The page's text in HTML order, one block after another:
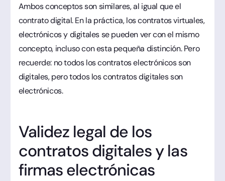
Ambos conceptos son similares, al igual que el
contrato digital. En la práctica, los contratos virtuales,
electrónicos y digitales se pueden ver con el mismo
concepto, incluso con esta pequeña distinción. Pero
recuerde: no todos los contratos electrónicos son
digitales, pero todos los contratos digitales son
electrónicos.
Validez legal de los
contratos digitales y las
firmas electrónicas